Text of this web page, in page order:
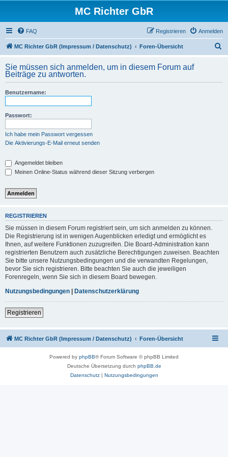
MC Richter GbR
FAQ Anmelden
Registrieren
MC Richter GbR (Impressum / Datenschutz) Foren-Übersicht
h
Sie müssen sich anmelden, um in diesem Forum auf
Beiträge zu antworten.
Benutzername:
Passwort:
Ich habe mein Passwort vergessen
Die Aktivierungs-E-Mail erneut senden
Angemeldet bleiben
Meinen Online-Status während dieser Sitzung verbergen
REGISTRIEREN
Sie müssen in diesem Forum registriert sein, um sich anmelden zu können.
Die Registrierung ist in wenigen Augenblicken erledigt und ermöglicht es
Ihnen, auf weitere Funktionen zuzugreifen. Die Board-Administration kann
registrierten Benutzern auch zusätzliche Berechtigungen zuweisen. Beachten
Sie bitte unsere Nutzungsbedingungen und die verwandten Regelungen,
bevor Sie sich registrieren. Bitte beachten Sie auch die jeweiligen
Forenregeln, wenn Sie sich in diesem Board bewegen.
Nutzungsbedingungen | Datenschutzerklärung
Registrieren
MC Richter GbR (Impressum / Datenschutz) Foren-Übersicht
Powered by phpBB® Forum Software © phpBB Limited
Deutsche Übersetzung durch phpBB.de
Datenschutz| Nutzungsbedingungen